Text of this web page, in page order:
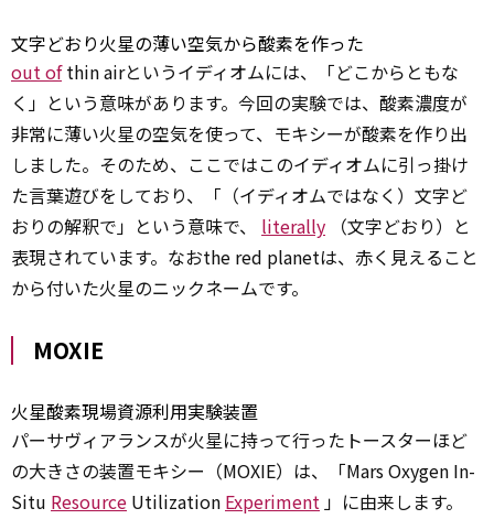
文字どおり火星の薄い空気から酸素を作った
out ofthin airというイディオムには、「どこからともな
く」という意味があります。今回の実験では、酸素濃度が
非常に薄い火星の空気を使って、モキシーが酸素を作り出
しました。そのため、ここではこのイディオムに引っ掛け
た言葉遊びをしており、「（イディオムではなく）文字ど
おりの解釈で」という意味で、 literally （文字どおり）と
表現されています。なおthe red planetは、赤く見えること
から付いた火星のニックネームです。
MOXIE
火星酸素現場資源利用実験装置
パーサヴィアランスが火星に持って行ったトースターほど
の大きさの装置モキシー（MOXIE）は、「Mars Oxygen In-
Situ Resource Utilization Experiment 」に由来します。